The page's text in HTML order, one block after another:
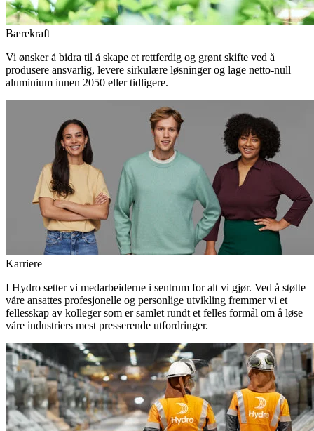
Bærekraft
Vi ønsker å bidra til å skape et rettferdig og grønt skifte ved å
produsere ansvarlig, levere sirkulære løsninger og lage netto-null
aluminium innen 2050 eller tidligere.
Karriere
I Hydro setter vi medarbeiderne i sentrum for alt vi gjør. Ved å støtte
våre ansattes profesjonelle og personlige utvikling fremmer vi et
fellesskap av kolleger som er samlet rundt et felles formål om å løse
våre industriers mest presserende utfordringer.